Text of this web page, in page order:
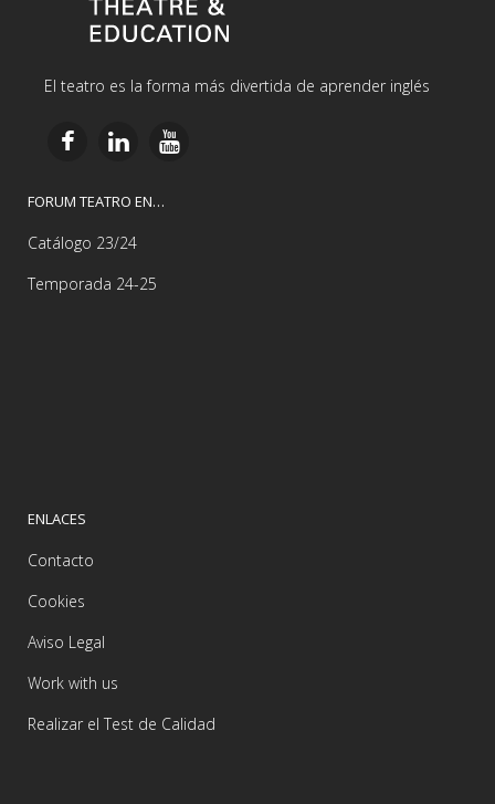
El teatro es la forma más divertida de aprender inglés
FORUM TEATRO EN…
Catálogo 23/24
Temporada 24-25
ENLACES
Contacto
Cookies
Aviso Legal
Work with us
Realizar el Test de Calidad